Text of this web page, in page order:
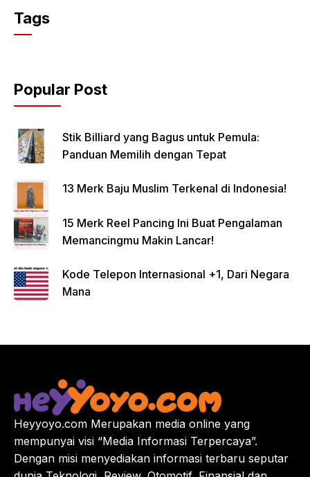
Tags
Popular Post
Stik Billiard yang Bagus untuk Pemula:
Panduan Memilih dengan Tepat
13 Merk Baju Muslim Terkenal di Indonesia!
15 Merk Reel Pancing Ini Buat Pengalaman
Memancingmu Makin Lancar!
Kode Telepon Internasional +1, Dari Negara
Mana
Heyyoyo.com Merupakan media online yang
mempunyai visi “Media Informasi Terpercaya”.
Dengan misi menyediakan informasi terbaru seputar